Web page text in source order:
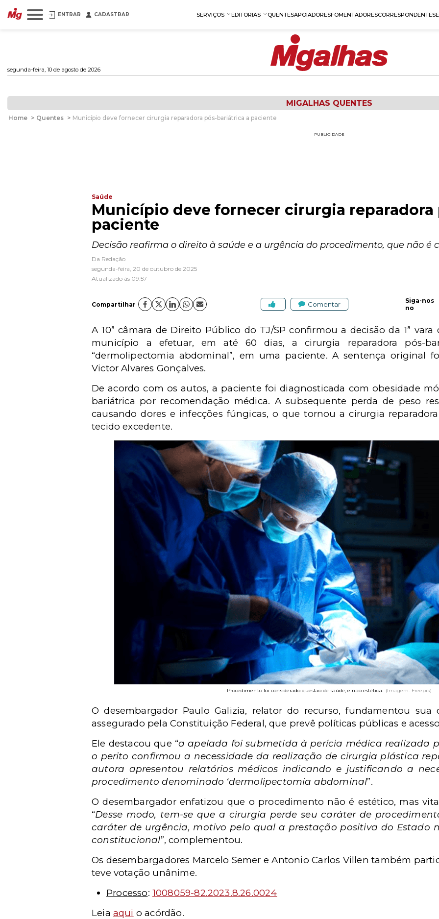
ENTRAR CADASTRAR SERVIÇOS EDITORIAS QUENTESAPOIADORESFOMENTADORESCORRESPONDENTES
segunda-feira, 10 de agosto de 2026
MIGALHAS QUENTES
Home > Quentes > Município deve fornecer cirurgia reparadora pós-bariátrica a paciente
PUBLICIDADE
Saúde
Município deve fornecer cirurgia reparadora
paciente
Decisão reafirma o direito à saúde e a urgência do procedimento, que não é
Da Redação
segunda-feira, 20 de outubro de 2025
Atualizado às 09:57
Compartilhar Comentar
Siga-nos
no
A 10ª câmara de Direito Público do TJ/SP confirmou a decisão da 1ª
município a efetuar, em até 60 dias, a cirurgia reparadora pós-
“dermolipectomia abdominal”, em uma paciente. A sentença original
Victor Alvares Gonçalves.
De acordo com os autos, a paciente foi diagnosticada com obesidade
bariátrica por recomendação médica. A subsequente perda de peso
causando dores e infecções fúngicas, o que tornou a cirurgia
tecido excedente.
Procedimento foi considerado questão de saúde, e não estética. (Imagem: Freepik)
O desembargador Paulo Galizia, relator do recurso, fundamentou
assegurado pela Constituição Federal, que prevê políticas públicas e
Ele destacou que “a apelada foi submetida à perícia médica realizada
o perito confirmou a necessidade da realização de cirurgia plástica
autora apresentou relatórios médicos indicando e justificando a
procedimento denominado ‘dermolipectomia abdominal”.
O desembargador enfatizou que o procedimento não é estético, mas
“Desse modo, tem-se que a cirurgia perde seu caráter de
caráter de urgência, motivo pelo qual a prestação positiva do Estado
constitucional”, complementou.
Os desembargadores Marcelo Semer e Antonio Carlos Villen também
teve votação unânime.
Processo: 1008059-82.2023.8.26.0024
Leia aqui o acórdão.